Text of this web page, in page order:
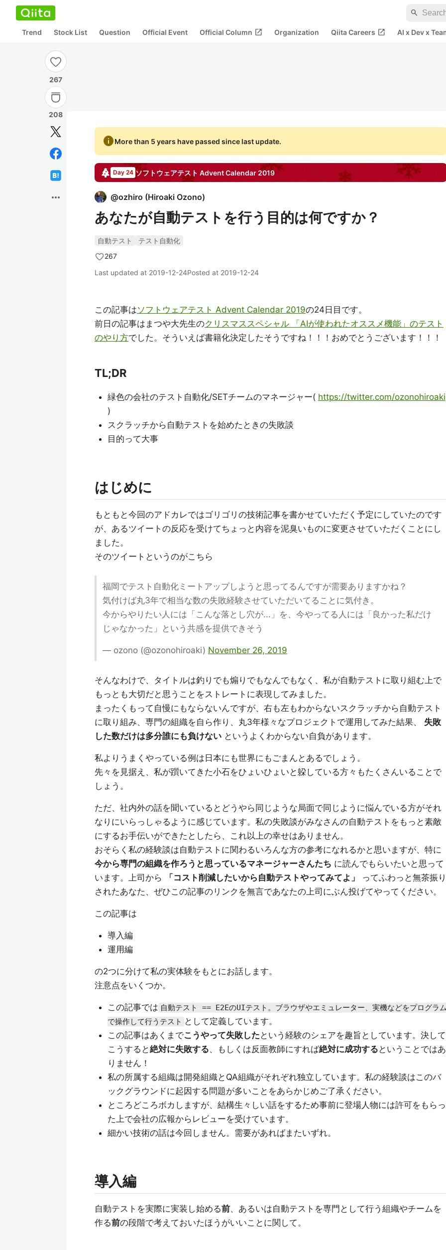
search
Trend Stock List Question Official Event Official Column open_in_new Organization Qiita Careers open_in_new AI x Dev x
267
208
more_horiz
infoMore than 5 years have passed since last update.
Day 24 ソフトウェアテスト Advent Calendar 2019
@ozhiro (Hiroaki Ozono)
あなたが自動テストを行う目的は何ですか？
自動テスト
テスト自動化
267
Last updated at 2019-12-24Posted at 2019-12-24
この記事はソフトウェアテスト Advent Calendar 2019の24日目です。
前日の記事はまつや大先生のクリスマススペシャル 「AIが使われたオススメ機能」のテスト
のやり方でした。そういえば書籍化決定したそうですね！！！おめでとうございます！！！
TL;DR
緑色の会社のテスト自動化/SETチームのマネージャー( https://twitter.com/ozonohiroaki
)
スクラッチから自動テストを始めたときの失敗談
目的って大事
はじめに
もともと今回のアドカレではゴリゴリの技術記事を書かせていただく予定にしていたのです
が、あるツイートの反応を受けてちょっと内容を泥臭いものに変更させていただくことにし
ました。
そのツイートというのがこちら
福岡でテスト自動化ミートアップしようと思ってるんですが需要ありますかね？
気付けば丸3年で相当な数の失敗経験させていただいてることに気付き。
今からやりたい人には「こんな落とし穴が...」を、今やってる人には「良かった私だけ
じゃなかった」という共感を提供できそう
— ozono (@ozonohiroaki) November 26, 2019
そんなわけで、タイトルは釣りでも煽りでもなんでもなく、私が自動テストに取り組む上で
もっとも大切だと思うことをストレートに表現してみました。
まったくもって自慢にもならないんですが、右も左もわからないスクラッチから自動テスト
に取り組み、専門の組織を自ら作り、丸3年様々なプロジェクトで運用してみた結果、 失敗
した数だけは多分誰にも負けない というよくわからない自負があります。
私よりうまくやっている例は日本にも世界にもごまんとあるでしょう。
先々を見据え、私が躓いてきた小石をひょいひょいと躱している方々もたくさんいることで
しょう。
ただ、社内外の話を聞いているとどうやら同じような局面で同じように悩んでいる方がそれ
なりにいらっしゃるように感じています。私の失敗談がみなさんの自動テストをもっと素敵
にするお手伝いができたとしたら、これ以上の幸せはありません。
おそらく私の経験談は自動テストに関わるいろんな方の参考になれるかと思いますが、特に
今から専門の組織を作ろうと思っているマネージャーさんたち に読んでもらいたいと思って
います。上司から
「コスト削減したいから自動テストやってみてよ」
ってふわっと無茶振り
されたあなた、ぜひこの記事のリンクを無言であなたの上司にぶん投げてやってください。
この記事は
導入編
運用編
の2つに分けて私の実体験をもとにお話します。
注意点をいくつか。
この記事では 自動テスト == E2EのUIテスト。ブラウザやエミュレーター、実機などをプログラ
で操作して行うテスト として定義しています。
この記事はあくまでこうやって失敗した という経験のシェアを趣旨としています。決して
こうすると絶対に失敗する、もしくは反面教師にすれば絶対に成功する ということではあ
りません！
私の所属する組織は開発組織とQA組織がそれぞれ独立しています。私の経験談はこのバ
ックグラウンドに起因する問題が多いことをあらかじめご了承ください。
ところどころボカしますが、結構生々しい話をするため事前に登場人物には許可をもらっ
た上で会社の広報からレビューを受けています。
細かい技術の話は今回しません。需要があればまたいずれ。
導入編
自動テストを実際に実装し始める前、あるいは自動テストを専門として行う組織やチームを
作る前の段階で考えておいたほうがいいことに関して。